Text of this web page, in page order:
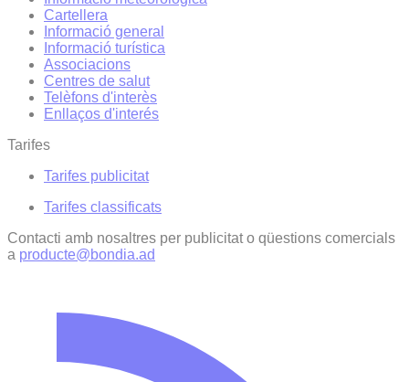
Cartellera
Informació general
Informació turística
Associacions
Centres de salut
Telèfons d'interès
Enllaços d'interés
Tarifes
Tarifes publicitat
Tarifes classificats
Contacti amb nosaltres per publicitat o qüestions comercials
a producte@bondia.ad